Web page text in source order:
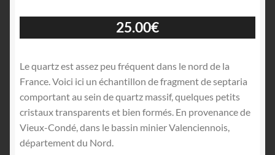
25.00€
Le quartz est assez peu fréquent dans le nord de la
France. Voici ici un échantillon de fragment de septaria
comportant au sein de quartz massif, quelques petits
cristaux transparents et bien formés. En provenance de
Vieux-Condé, dans le bassin minier Valenciennois,
département du Nord.